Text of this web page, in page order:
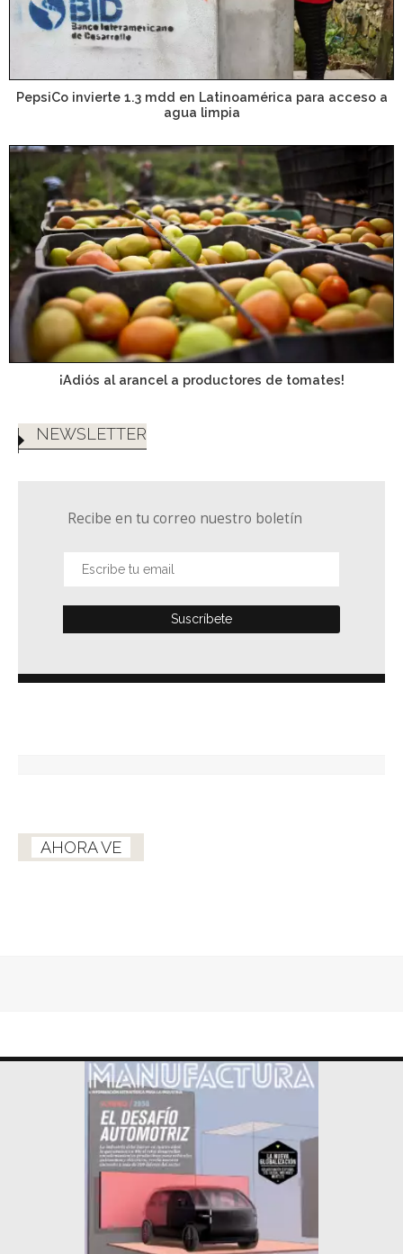
PepsiCo invierte 1.3 mdd en Latinoamérica para acceso a
agua limpia
¡Adiós al arancel a productores de tomates!
NEWSLETTER
Recibe en tu correo nuestro boletín
AHORA VE